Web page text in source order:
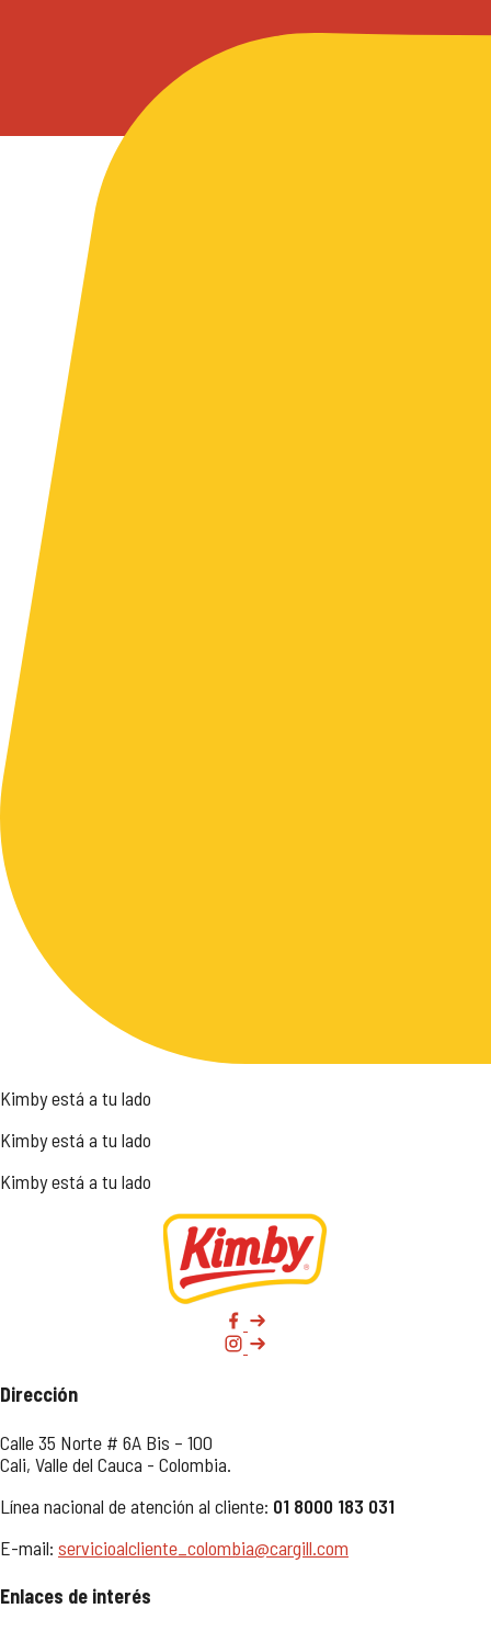
Kimby está a tu lado
Kimby está a tu lado
Kimby está a tu lado
Dirección
Calle 35 Norte # 6A Bis – 100
Cali, Valle del Cauca - Colombia.
Línea nacional de atención al cliente: 01 8000 183 031
E-mail: servicioalcliente_colombia@cargill.com
Enlaces de interés